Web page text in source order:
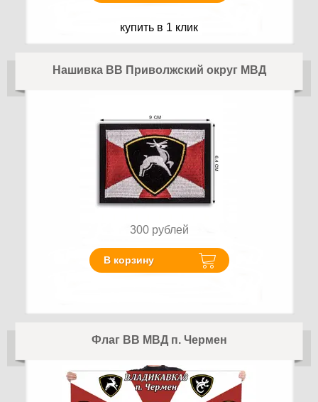
купить в 1 клик
Нашивка ВВ Приволжский округ МВД
300 рублей
В корзину
Флаг ВВ МВД п. Чермен